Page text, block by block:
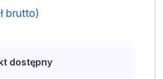
brutto)
dostępny